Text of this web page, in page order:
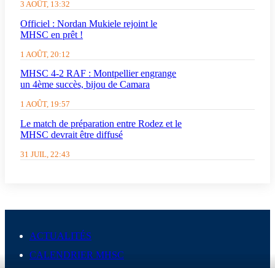
3 AOÛT, 13:32
Officiel : Nordan Mukiele rejoint le
MHSC en prêt !
1 AOÛT, 20:12
MHSC 4-2 RAF : Montpellier engrange
un 4ème succès, bijou de Camara
1 AOÛT, 19:57
Le match de préparation entre Rodez et le
MHSC devrait être diffusé
31 JUIL, 22:43
ACTUALITÉS
CALENDRIER MHSC